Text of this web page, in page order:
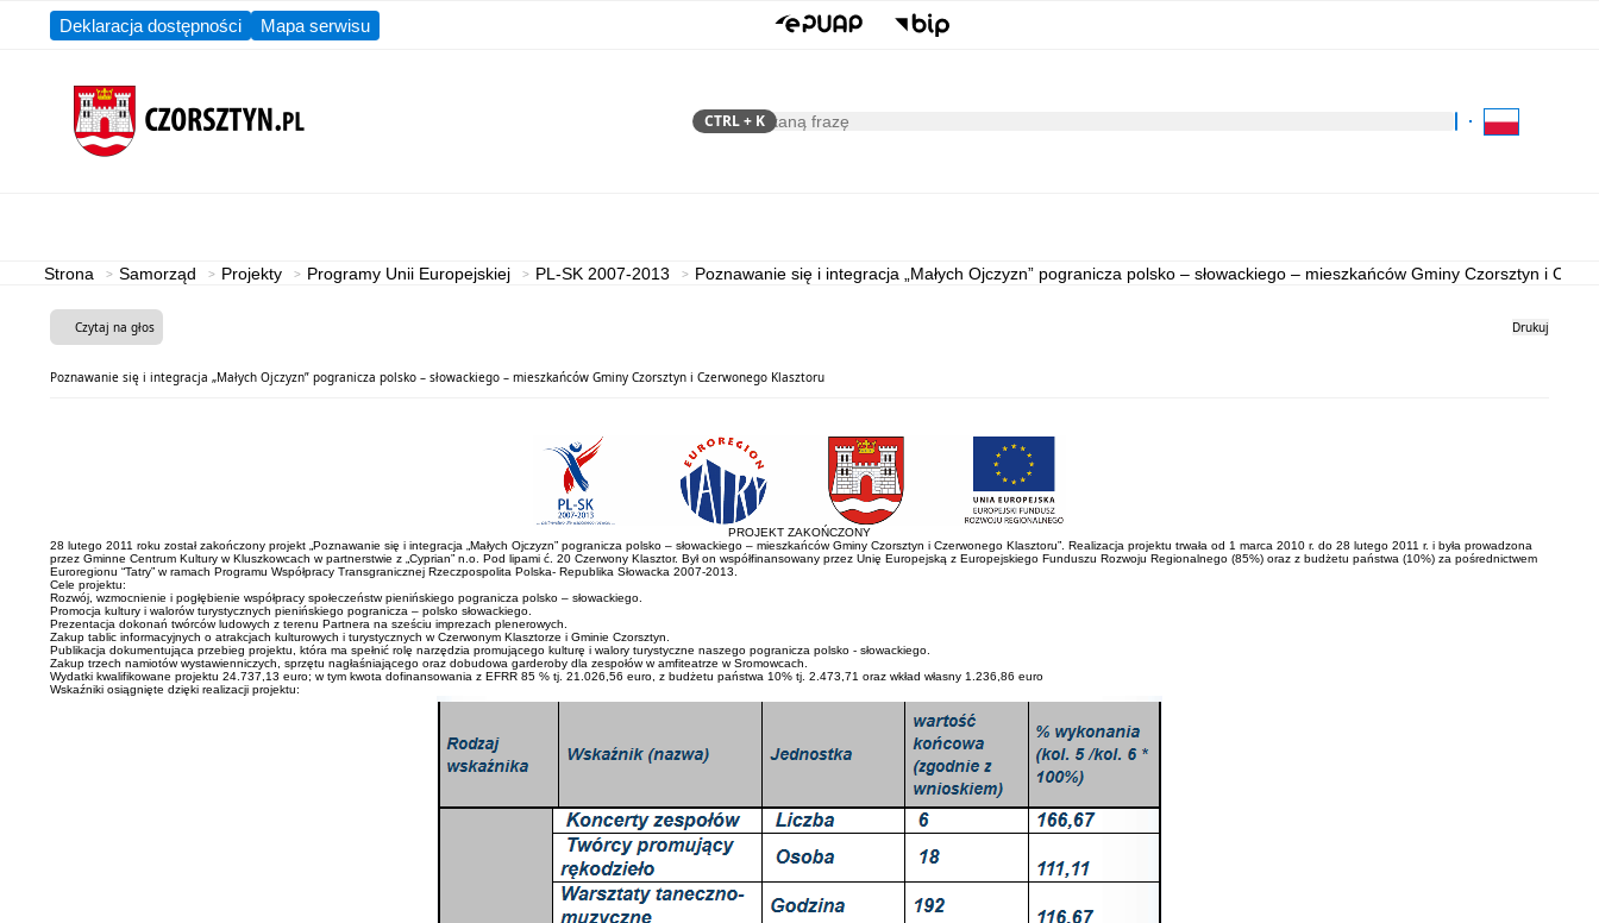
Deklaracja dostępności Mapa serwisu
Szukaj
CTRL+ K
Kliknij aby wyszukać za
Strona Samorząd Projekty Programy Unii Europejskiej PL-SK 2007-2013 Poznawanie się i integracja „Małych Ojczyzn” pogranicza polsko – słowackiego – mieszkańców Gminy Czorsztyn i
Czytaj na głos Drukuj
Poznawanie się i integracja „Małych Ojczyzn” pogranicza polsko – słowackiego – mieszkańców Gminy Czorsztyn i Czerwonego Klasztoru
PROJEKT ZAKOŃCZONY
28 lutego 2011 roku został zakończony projekt „Poznawanie się i integracja „Małych Ojczyzn” pogranicza polsko – słowackiego – mieszkańców Gminy Czorsztyn i Czerwonego Klasztoru”. Realizacja projektu trwała od 1 marca 2010 r. do 28 lutego 2011 r. i była prowadzona
przez Gminne Centrum Kultury w Kluszkowcach w partnerstwie z „Cyprian” n.o. Pod lipami ć. 20 Czerwony Klasztor. Był on współfinansowany przez Unię Europejską z Europejskiego Funduszu Rozwoju Regionalnego (85%) oraz z budżetu państwa (10%) za pośrednictwem
Euroregionu “Tatry” w ramach Programu Współpracy Transgranicznej Rzeczpospolita Polska- Republika Słowacka 2007-2013.
Cele projektu:
Rozwój, wzmocnienie i pogłębienie współpracy społeczeństw pienińskiego pogranicza polsko – słowackiego.
Promocja kultury i walorów turystycznych pienińskiego pogranicza – polsko słowackiego.
Prezentacja dokonań twórców ludowych z terenu Partnera na sześciu imprezach plenerowych.
Zakup tablic informacyjnych o atrakcjach kulturowych i turystycznych w Czerwonym Klasztorze i Gminie Czorsztyn.
Publikacja dokumentująca przebieg projektu, która ma spełnić rolę narzędzia promującego kulturę i walory turystyczne naszego pogranicza polsko - słowackiego.
Zakup trzech namiotów wystawienniczych, sprzętu nagłaśniającego oraz dobudowa garderoby dla zespołów w amfiteatrze w Sromowcach.
Wydatki kwalifikowane projektu 24.737,13 euro; w tym kwota dofinansowania z EFRR 85 % tj. 21.026,56 euro, z budżetu państwa 10% tj. 2.473,71 oraz wkład własny 1.236,86 euro
Wskaźniki osiągnięte dzięki realizacji projektu: